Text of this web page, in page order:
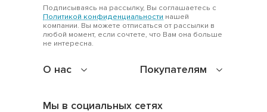
О нас Покупателям
Подписываясь на рассылку, Вы соглашаетесь с
Политикой конфиденциальности нашей
компании. Вы можете отписаться от рассылки в
любой момент, если сочтете, что Вам она больше
не интересна.
Мы в социальных сетях